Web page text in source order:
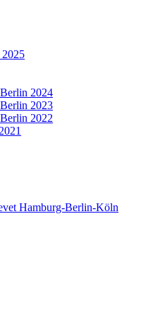
2024
2023
2022
Hamburg-Berlin-Köln